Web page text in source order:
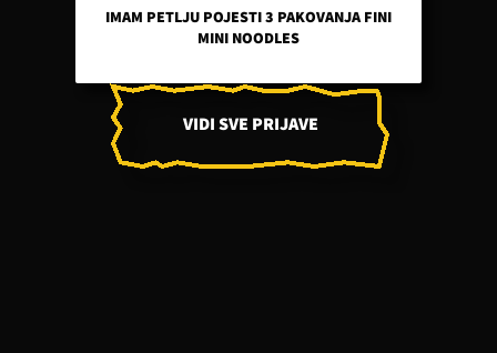
IMAM PETLJU POJESTI 3 PAKOVANJA FINI
MINI NOODLES
VIDI SVE PRIJAVE